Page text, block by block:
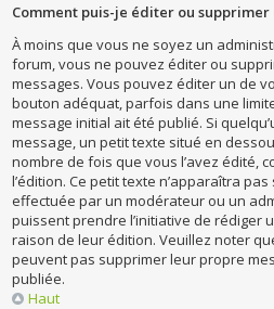
Comment puis-je éditer ou supprimer
À moins que vous ne soyez un
forum, vous ne pouvez éditer ou
messages. Vous pouvez éditer un de
bouton adéquat, parfois dans une
message initial ait été publié. Si
message, un petit texte situé en
nombre de fois que vous l’avez édité,
l’édition. Ce petit texte n’apparaîtra pas
effectuée par un modérateur ou un
puissent prendre l’initiative de rédiger
raison de leur édition. Veuillez noter
peuvent pas supprimer leur propre
publiée.
Haut